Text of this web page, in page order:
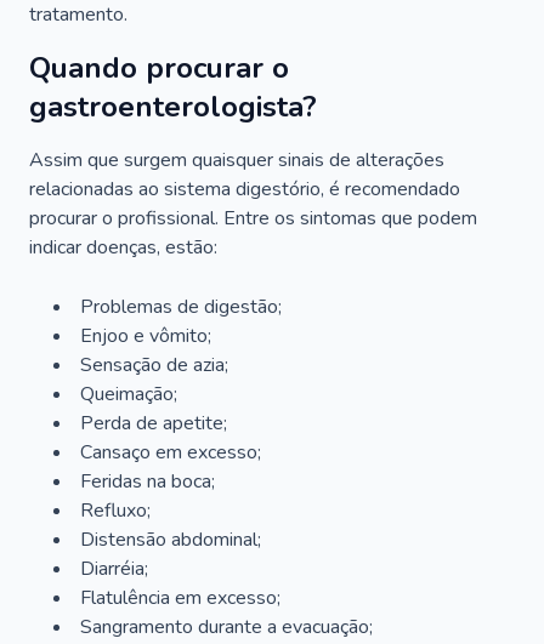
tratamento.
Quando procurar o
gastroenterologista?
Assim que surgem quaisquer sinais de alterações
relacionadas ao sistema digestório, é recomendado
procurar o profissional. Entre os sintomas que podem
indicar doenças, estão:
Problemas de digestão;
Enjoo e vômito;
Sensação de azia;
Queimação;
Perda de apetite;
Cansaço em excesso;
Feridas na boca;
Refluxo;
Distensão abdominal;
Diarréia;
Flatulência em excesso;
Sangramento durante a evacuação;